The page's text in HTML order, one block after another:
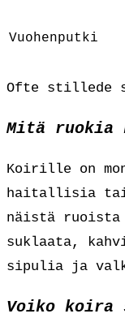
Vuohenputki
Ofte stillede
Mitä ruokia
Koirille on
haitallisia tai
näistä
suklaata,
sipulia ja
Voiko koira